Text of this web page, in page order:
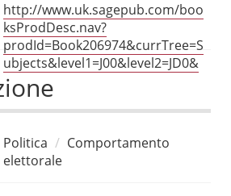
http://www.uk.sagepub.com/boo
ksProdDesc.nav?
prodId=Book206974&currTree=S
ubjects&level1=J00&level2=JD0&
Politica
Comportamento
elettorale